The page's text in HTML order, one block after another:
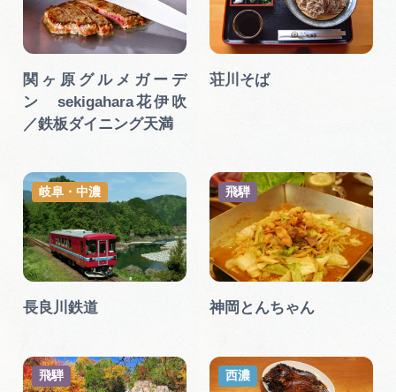
関ヶ原グルメガーデ
ン sekigahara花伊吹
／鉄板ダイニング天満
荘川そば
長良川鉄道
岐阜・中濃
神岡とんちゃん
飛騨
飛騨 西濃